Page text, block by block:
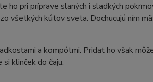
ho pri príprave slaných i sladkých
všetkých kútov sveta. Dochucujú ním
a kompótmi. Pridať ho však
klinček do čaju.